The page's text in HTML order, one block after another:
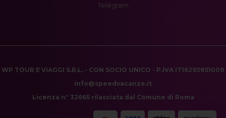
Telegram
WP TOUR E VIAGGI S.R.L. - CON SOCIO UNICO - P.IVA IT16293851008
info@speedvacanze.it
Licenza n° 32665 rilasciata dal Comune di Roma